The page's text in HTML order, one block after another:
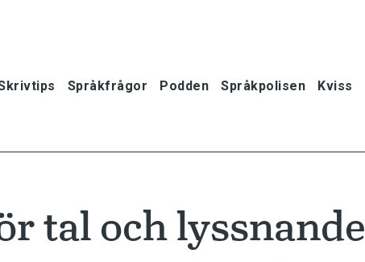
Språkfrågor Podden Språkpolisen Kviss
tal och lyssnande